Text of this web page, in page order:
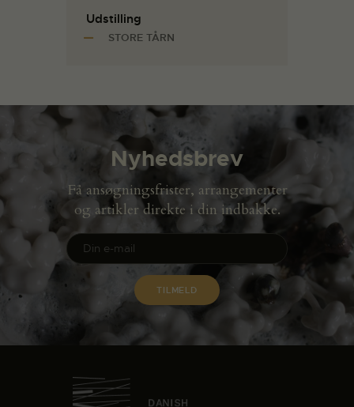
Udstilling
STORE TÅRN
Nyhedsbrev
Få ansøgningsfrister, arrangementer
og artikler direkte i din indbakke.